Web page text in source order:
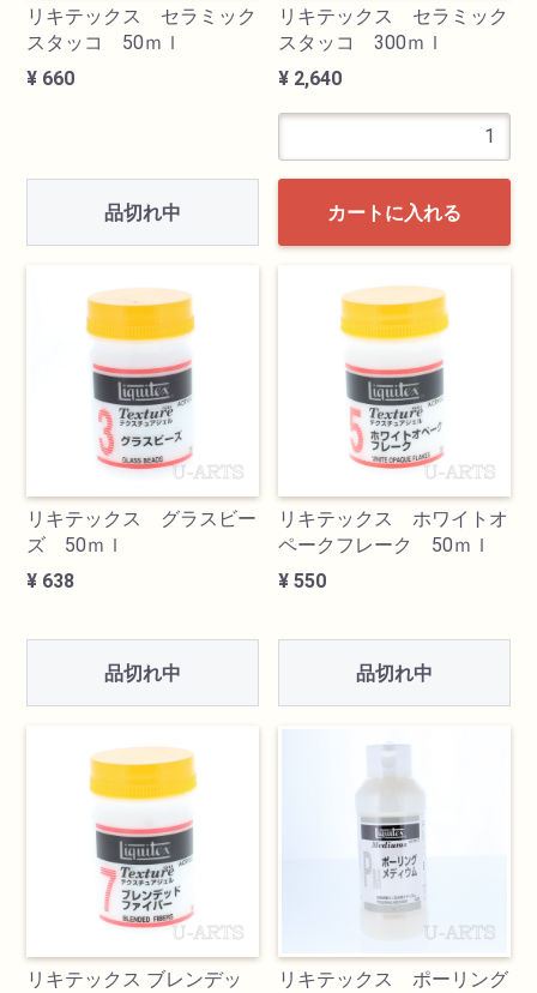
リキテックス セラミック
スタッコ 50ｍｌ
¥ 660
品切れ中
リキテックス セラミック
スタッコ 300ｍｌ
¥ 2,640
カートに入れる
リキテックス グラスビー
ズ 50ｍｌ
¥ 638
品切れ中
リキテックス ホワイトオ
ペークフレーク 50ｍｌ
¥ 550
品切れ中
リキテックス ブレンデッ
リキテックス ポーリング